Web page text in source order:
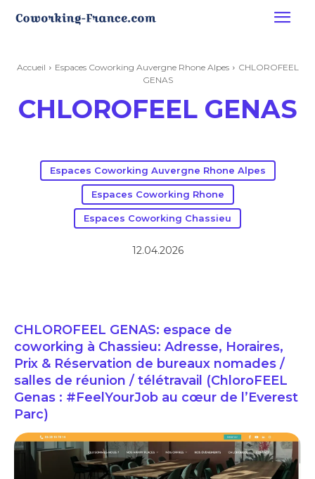
Accueil Espaces Coworking Auvergne Rhone Alpes
CHLOROFEEL
GENAS
CHLOROFEEL GENAS
Espaces Coworking Auvergne Rhone Alpes
Espaces Coworking Rhone
Espaces Coworking Chassieu
12.04.2026
CHLOROFEEL GENAS: espace de
coworking à Chassieu: Adresse, Horaires,
Prix & Réservation de bureaux nomades /
salles de réunion / télétravail (ChloroFEEL
Genas : #FeelYourJob au cœur de l’Everest
Parc)